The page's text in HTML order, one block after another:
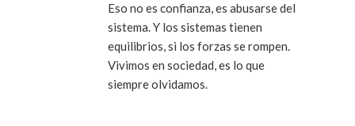
Eso no es confianza, es abusarse del
sistema. Y los sistemas tienen
equilibrios, si los forzas se rompen.
Vivimos en sociedad, es lo que
siempre olvidamos.